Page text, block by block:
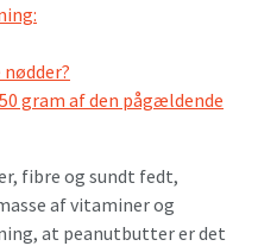
gram af den pågældende
fibre og sundt fedt,
af vitaminer og
at peanutbutter er det